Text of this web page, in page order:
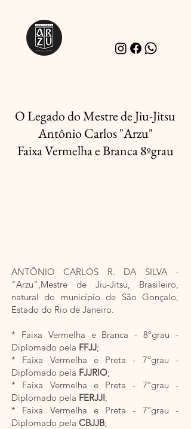
O Legado do Mestre de Jiu-Jitsu
Antônio Carlos "Arzu"
Faixa Vermelha e Branca8ºgrau
ANTÔNIO CARLOS R. DA SILVA -
"Arzu",Mestre de Jiu-Jitsu, Brasileiro,
natural do município de São Gonçalo,
Estado do Rio de Janeiro.
* Faixa Vermelha e Branca - 8ºgrau -
Diplomado pela FFJJ;
* Faixa Vermelha e Preta - 7ºgrau -
Diplomado pela FJJRIO;
* Faixa Vermelha e Preta - 7ºgrau -
Diplomado pela FERJJI;
* Faixa Vermelha e Preta - 7ºgrau -
Diplomado pela CBJJB;